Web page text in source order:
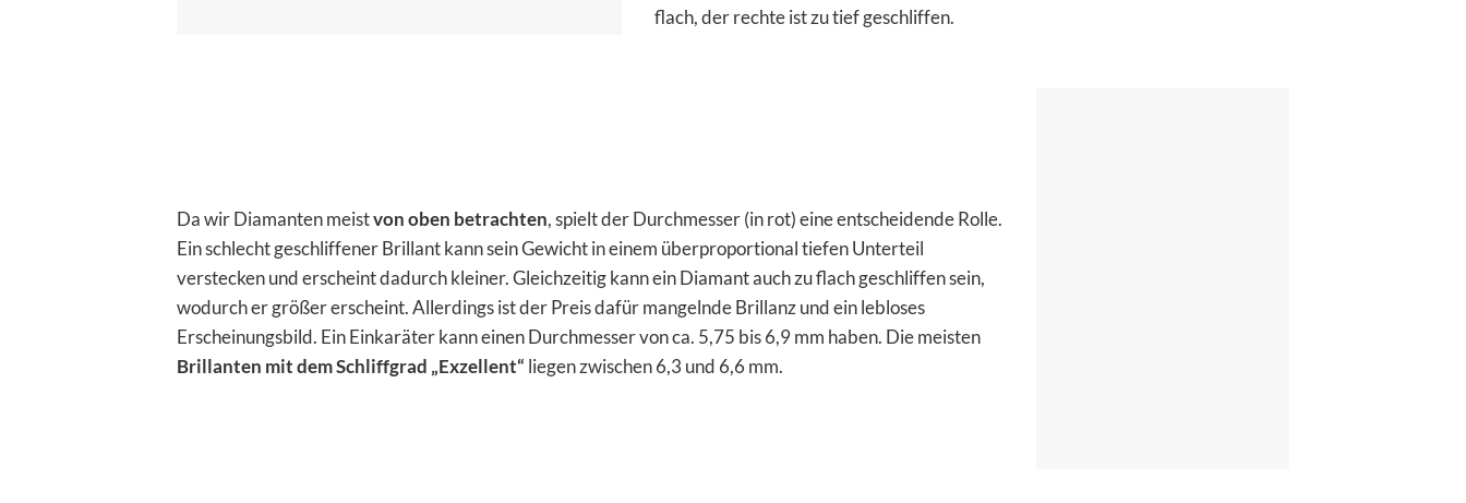
flach, der rechte ist zu tief geschliffen.
Da wir Diamanten meistvon oben betrachten, spielt der Durchmesser (in rot) eine entscheidende Rolle.
Ein schlecht geschliffener Brillant kann sein Gewicht in einem überproportional tiefen Unterteil
verstecken und erscheint dadurch kleiner. Gleichzeitig kann ein Diamant auch zu flach geschliffen sein,
wodurch er größer erscheint. Allerdings ist der Preis dafür mangelnde Brillanz und ein lebloses
Erscheinungsbild. Ein Einkaräter kann einen Durchmesser von ca. 5,75 bis 6,9 mm haben. Die meisten
Brillanten mit dem Schliffgrad „Exzellent“ liegen zwischen 6,3 und 6,6 mm.